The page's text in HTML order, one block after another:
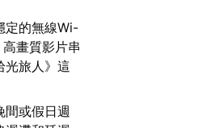
定的無線Wi-
畫質影片串
光旅人》這
間或假日週